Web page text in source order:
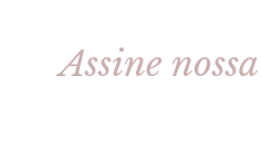
Assine